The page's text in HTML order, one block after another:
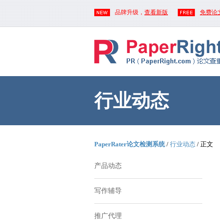
品牌升级， 查看新版 免费论
行业动态
PaperRater论文检测系统/ 行业动态 / 正文
产品动态
写作辅导
推广代理